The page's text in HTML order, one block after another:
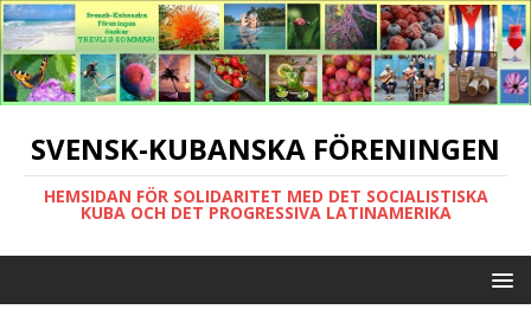
SVENSK-KUBANSKA FÖRENINGEN
HEMSIDAN FÖR SOLIDARITET MED DET SOCIALISTISKA
KUBA OCH DET PROGRESSIVA LATINAMERIKA